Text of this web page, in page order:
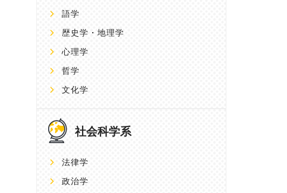
語学
歴史学・地理学
心理学
哲学
文化学
社会科学系
法律学
政治学